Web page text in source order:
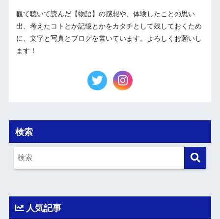
観て聴いて読んだ【物語】の感想や、体験したことの思い
出、考えたコトとか記憶とかをカタチとして残しておくため
に、文字と写真とブログを書いています。よろしくお願いし
ます！
検索
人気記事